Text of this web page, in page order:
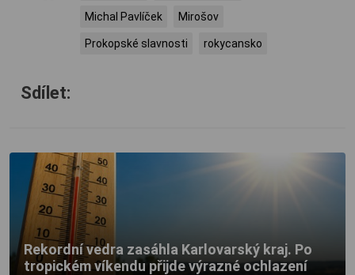
Michal Pavlíček Mirošov
Prokopské slavnosti rokycansko
Sdílet:
Rekordní vedra zasáhla Karlovarský kraj. Po
tropickém víkendu přijde výrazné ochlazení